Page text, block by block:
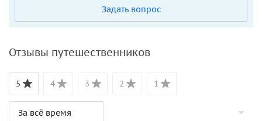
Задать вопрос
Отзывы путешественников
5 4 3 2 1